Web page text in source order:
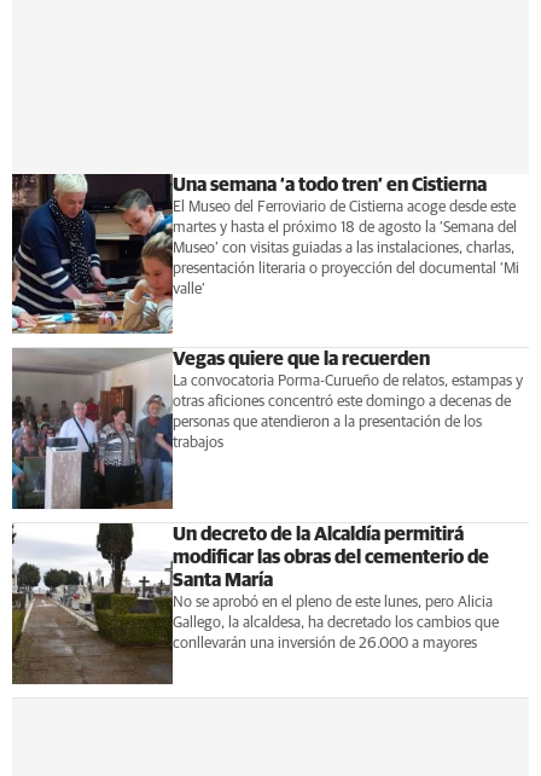
Una semana ‘a todo tren’ en Cistierna
El Museo del Ferroviario de Cistierna acoge desde este
martes y hasta el próximo 18 de agosto la ‘Semana del
Museo’ con visitas guiadas a las instalaciones, charlas,
presentación literaria o proyección del documental ‘Mi
valle’
Vegas quiere que la recuerden
La convocatoria Porma-Curueño de relatos, estampas y
otras aficiones concentró este domingo a decenas de
personas que atendieron a la presentación de los
trabajos
Un decreto de la Alcaldía permitirá
modificar las obras del cementerio de
Santa María
No se aprobó en el pleno de este lunes, pero Alicia
Gallego, la alcaldesa, ha decretado los cambios que
conllevarán una inversión de 26.000 a mayores